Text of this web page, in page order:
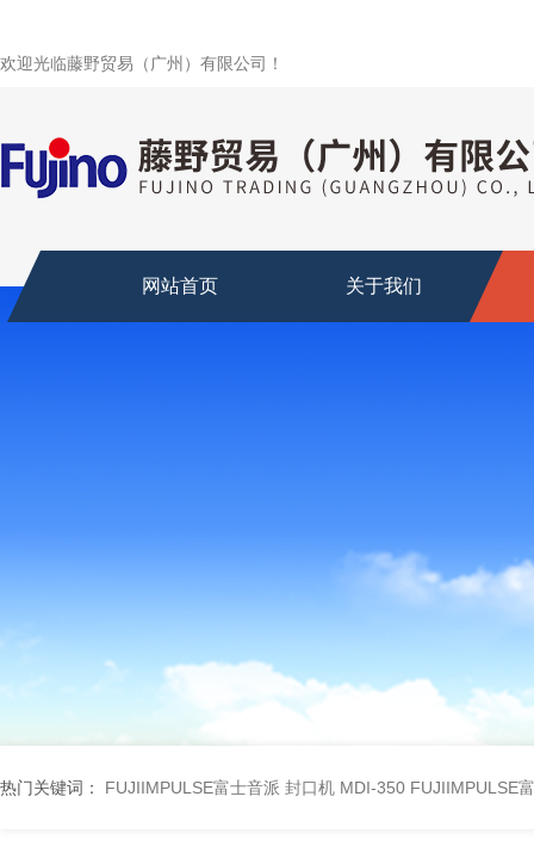
欢迎光临藤野贸易（广州）有限公司！
网站首页 关于我们
热门关键词： FUJIIMPULSE富士音派 封口机 MDI-350 FUJIIMPULSE